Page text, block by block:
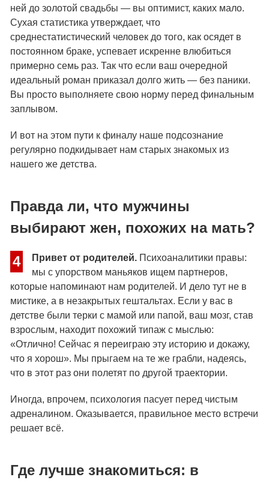
ней до золотой свадьбы — вы оптимист, каких мало.
Сухая статистика утверждает, что
среднестатистический человек до того, как осядет в
постоянном браке, успевает искренне влюбиться
примерно семь раз. Так что если ваш очередной
идеальный роман приказал долго жить — без паники.
Вы просто выполняете свою норму перед финальным
заплывом.
И вот на этом пути к финалу наше подсознание
регулярно подкидывает нам старых знакомых из
нашего же детства.
Правда ли, что мужчины
выбирают жен, похожих на мать?
4 Привет от родителей. Психоаналитики правы:
мы с упорством маньяков ищем партнеров,
которые напоминают нам родителей. И дело тут не в
мистике, а в незакрытых гештальтах. Если у вас в
детстве были терки с мамой или папой, ваш мозг, став
взрослым, находит похожий типаж с мыслью:
«Отлично! Сейчас я переиграю эту историю и докажу,
что я хорош». Мы прыгаем на те же грабли, надеясь,
что в этот раз они полетят по другой траектории.
Иногда, впрочем, психология пасует перед чистым
адреналином. Оказывается, правильное место встречи
решает всё.
Где лучше знакомиться: в